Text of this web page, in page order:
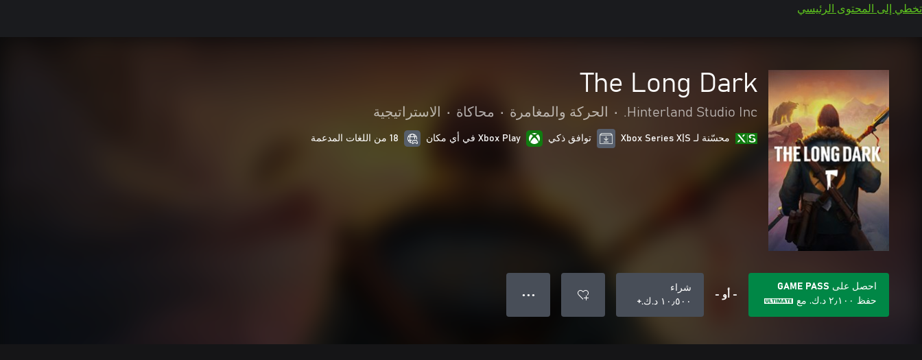
تخطي إلى المحتوى الرئيسي
The Long Dark
Hinterland Studio Inc.
• الحركة والمغامرة • محاكاة • الاستراتيجية
محسّنة لـ Xbox Series X|S توافق ذكي Xbox Play في أي مكان 18 من اللغات المدعمة
احصل على GAME PASS
حفظ ٢٫١٠٠ د.ك.‏ مع - أو -
شراء
١٠٫٥٠٠ د.ك.‏+
● ● ●